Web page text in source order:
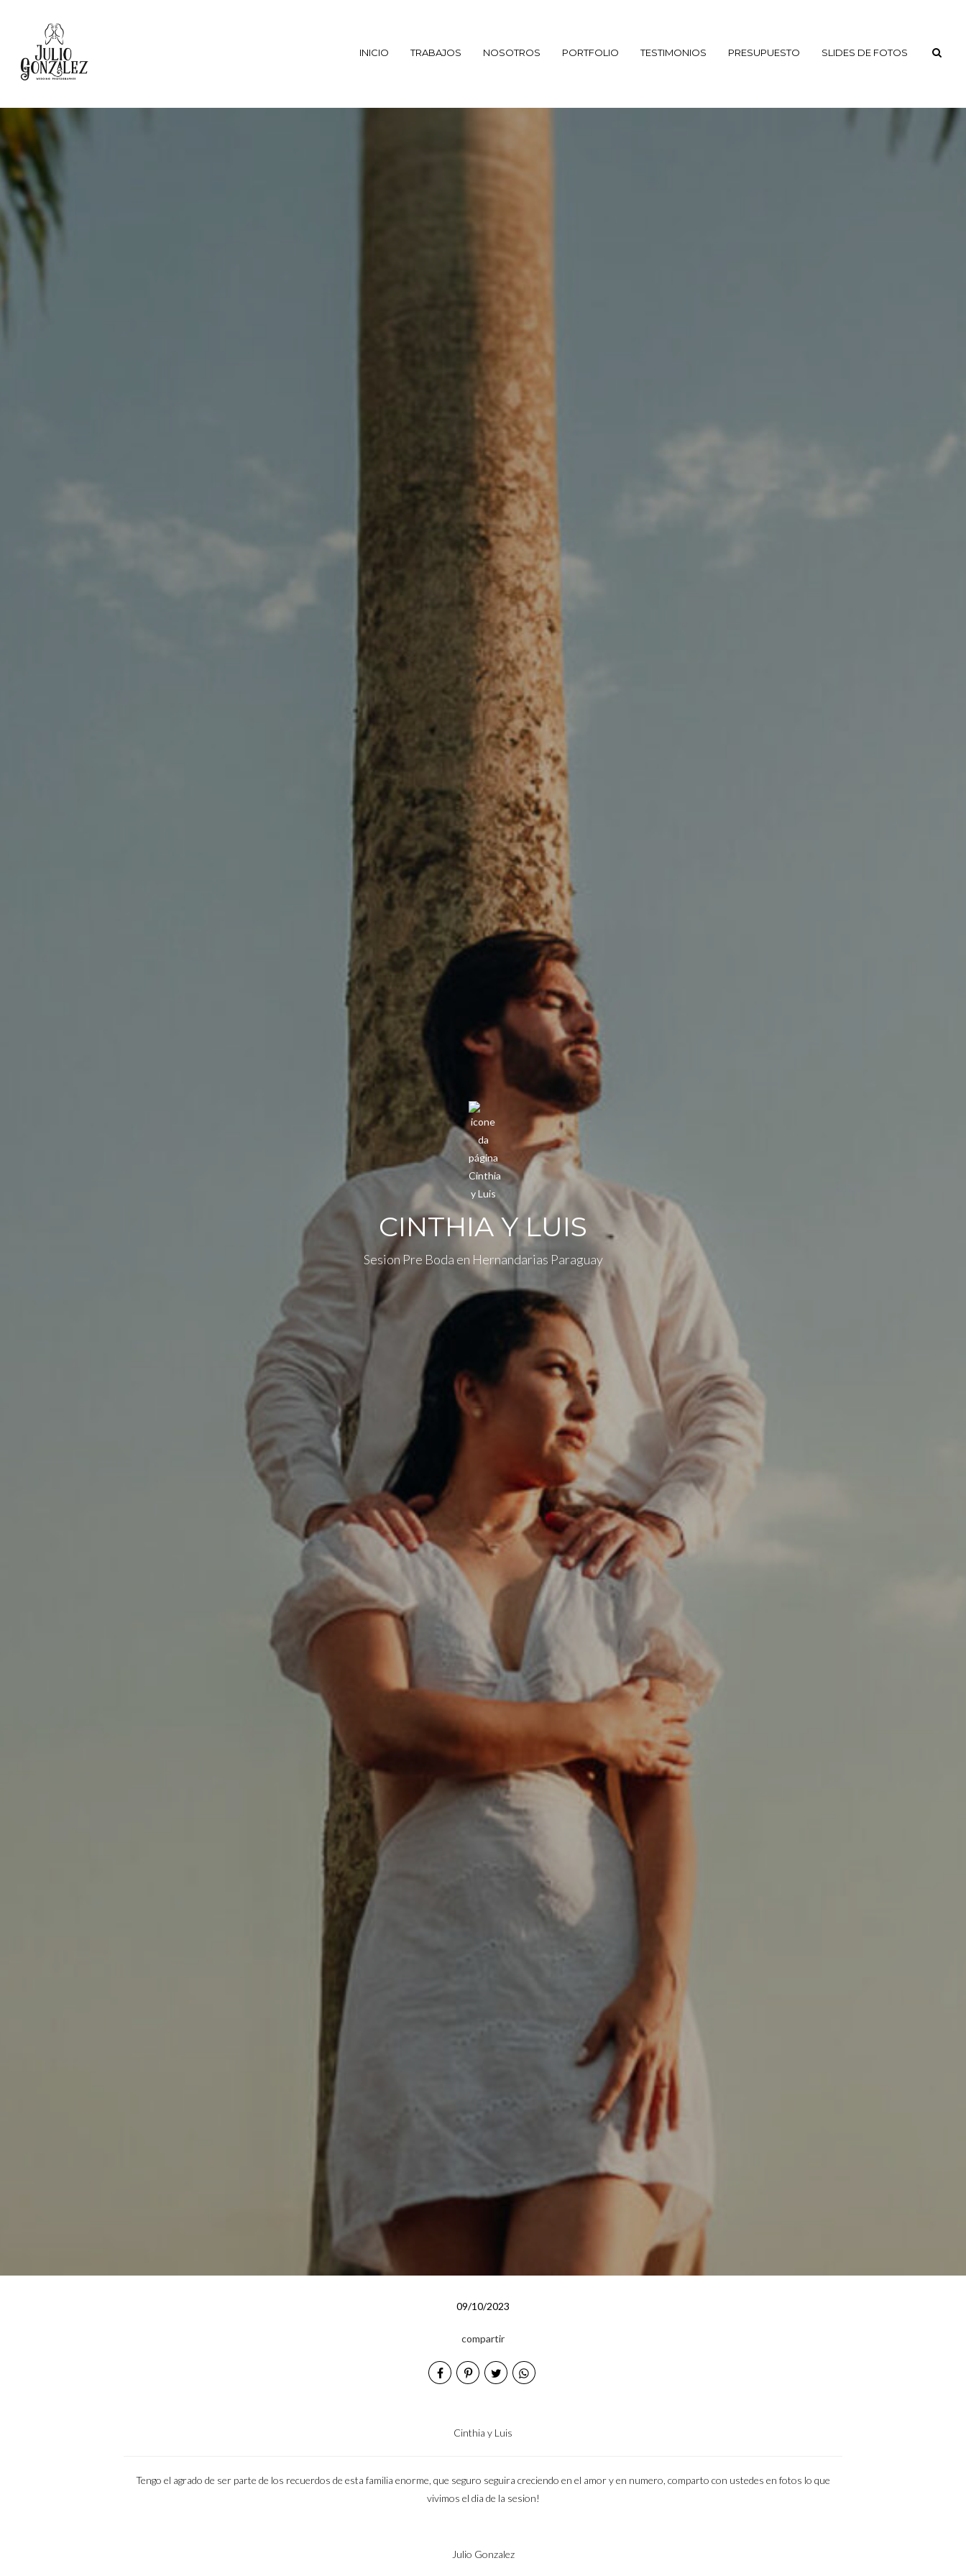
INICIO TRABAJOS NOSOTROS PORTFOLIO TESTIMONIOS PRESUPUESTO SLIDES DE FOTOS
CINTHIA Y LUIS
Sesion Pre Boda en Hernandarias Paraguay
09/10/2023
compartir
Cinthia y Luis
Tengo el agrado de ser parte de los recuerdos de esta familia enorme, que seguro seguira creciendo en el amor y en numero, comparto con ustedes en fotos lo que
vivimos el dia de la sesion!
Julio Gonzalez